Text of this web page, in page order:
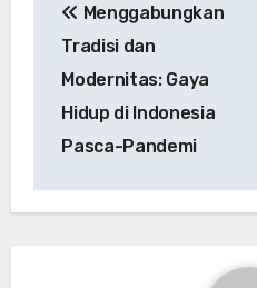
pos
Menggabungkan
Tradisi dan
Modernitas: Gaya
Hidup di Indonesia
Pasca-Pandemi